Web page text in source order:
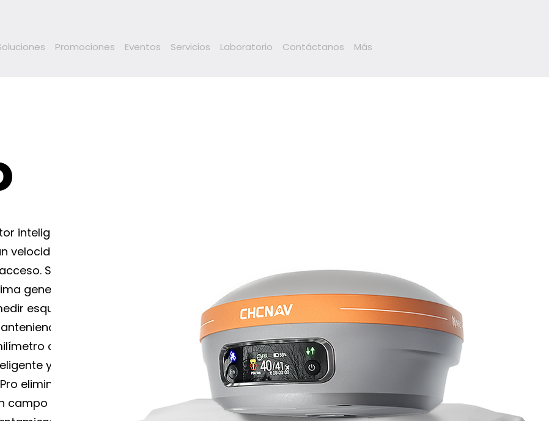
Promociones Eventos Servicios Laboratorio Contáctanos Más
inteligente
velocidad y
Su punto
generación libre
esquinas,
el bastón
de precisión.
y gestión
elimina las
y asegura